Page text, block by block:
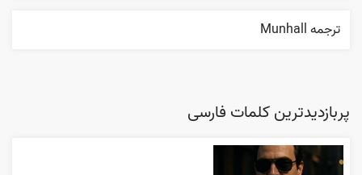
ترجمه Munhall
پربازدیدترین کلمات فارسی